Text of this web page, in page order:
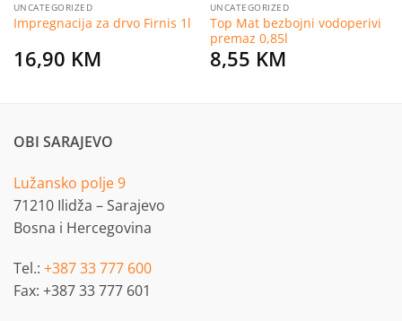
UNCATEGORIZED
Impregnacija za drvo Firnis 1l
16,90 KM
UNCATEGORIZED
Top Mat bezbojni vodoperivi
premaz 0,85l
8,55 KM
OBI SARAJEVO
Lužansko polje 9
71210 Ilidža – Sarajevo
Bosna i Hercegovina
Tel.: +387 33 777 600
Fax: +387 33 777 601